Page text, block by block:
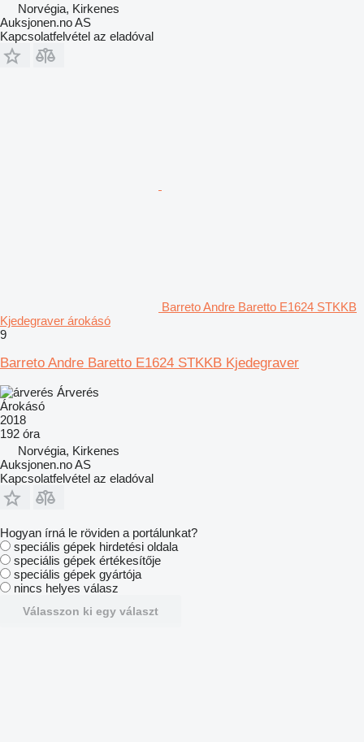
Norvégia, Kirkenes
Auksjonen.no AS
Kapcsolatfelvétel az eladóval
Barreto Andre Baretto E1624 STKKB
Kjedegraver árokásó
9
Barreto Andre Baretto E1624 STKKB Kjedegraver
Árverés
Árokásó
2018
192 óra
Norvégia, Kirkenes
Auksjonen.no AS
Kapcsolatfelvétel az eladóval
Hogyan írná le röviden a portálunkat?
speciális gépek hirdetési oldala
speciális gépek értékesítője
speciális gépek gyártója
nincs helyes válasz
Válasszon ki egy választ